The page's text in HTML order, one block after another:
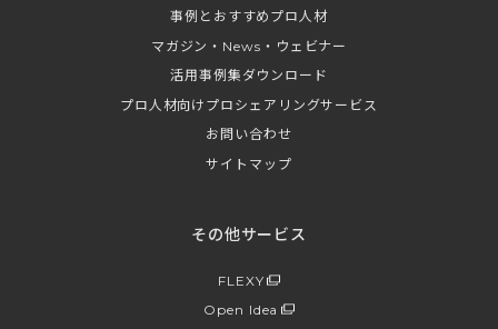
事例とおすすめプロ人材
マガジン・News・ウェビナー
活用事例集ダウンロード
プロ人材向けプロシェアリングサービス
お問い合わせ
サイトマップ
その他サービス
FLEXY
Open Idea